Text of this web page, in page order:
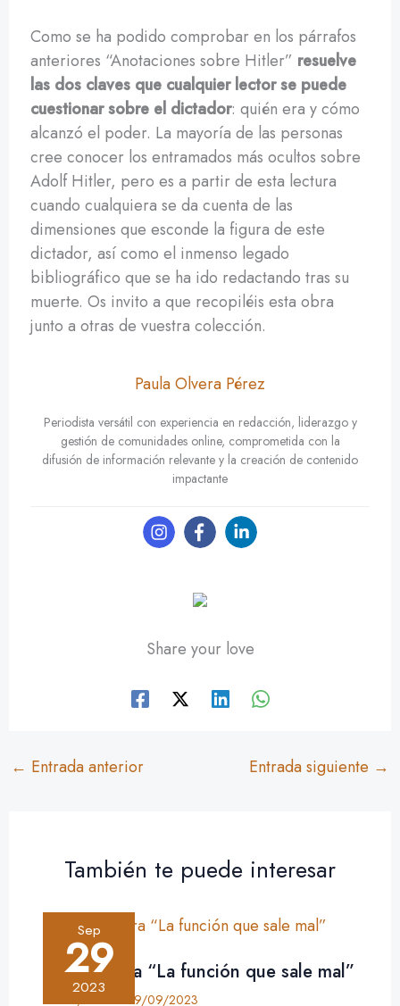
Como se ha podido comprobar en los párrafos
anteriores “Anotaciones sobre Hitler” resuelve
las dos claves que cualquier lector se puede
cuestionar sobre el dictador: quién era y cómo
alcanzó el poder. La mayoría de las personas
cree conocer los entramados más ocultos sobre
Adolf Hitler, pero es a partir de esta lectura
cuando cualquiera se da cuenta de las
dimensiones que esconde la figura de este
dictador, así como el inmenso legado
bibliográfico que se ha ido redactando tras su
muerte. Os invito a que recopiléis esta obra
junto a otras de vuestra colección.
Paula Olvera Pérez
Periodista versátil con experiencia en redacción, liderazgo y
gestión de comunidades online, comprometida con la
difusión de información relevante y la creación de contenido
impactante
Share your love
← Entrada anterior Entrada siguiente →
También te puede interesar
Sep
29
2023
Crítica: obra “La función que sale mal”
29/09/2023